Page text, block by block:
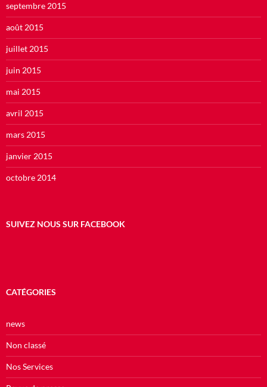
septembre 2015
août 2015
juillet 2015
juin 2015
mai 2015
avril 2015
mars 2015
janvier 2015
octobre 2014
SUIVEZ NOUS SUR FACEBOOK
CATÉGORIES
news
Non classé
Nos Services